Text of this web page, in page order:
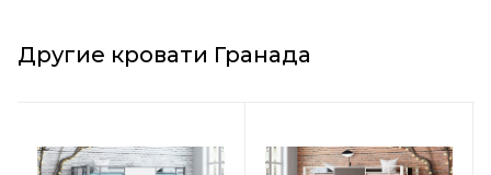
Другие кровати Гранада